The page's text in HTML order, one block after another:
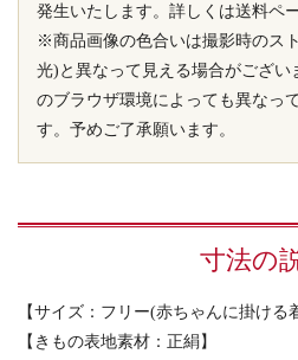
発生いたします。詳しくは送料ペ
※商品画像の色合いは撮影時のス
光)と異なって見える場合がござい
のブラウザ環境によっても異なっ
す。予めご了承願います。
寸法の
【サイズ：フリー(赤ちゃんに掛ける
【きもの表地素材：正絹】